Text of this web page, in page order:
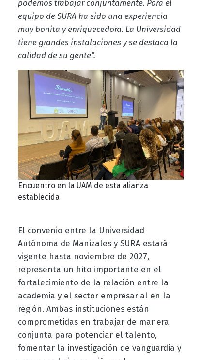
podemos trabajar conjuntamente. Para el
equipo de SURA ha sido una experiencia
muy bonita y enriquecedora. La Universidad
tiene grandes instalaciones y se destaca la
calidad de su gente”.
Encuentro en la UAM de esta alianza
establecida
El convenio entre la Universidad
Autónoma de Manizales y SURA estará
vigente hasta noviembre de 2027,
representa un hito importante en el
fortalecimiento de la relación entre la
academia y el sector empresarial en la
región. Ambas instituciones están
comprometidas en trabajar de manera
conjunta para potenciar el talento,
fomentar la investigación de vanguardia y